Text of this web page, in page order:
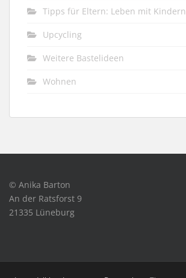
Tipps für Eltern: Leben mit Kindern
Upcycling
Weitere Bastelideen
Wohnen
© Anika Barton
An der Ratsforst 9
21335 Lüneburg